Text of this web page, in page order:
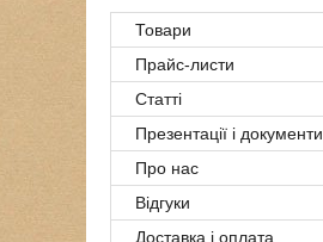
Товари
Прайс-листи
Статті
Презентації і документи
Про нас
Відгуки
Доставка і оплата